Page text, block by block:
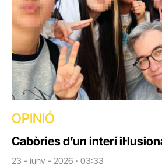
OPINIÓ
Cabòries d’un interí
23 - juny - 2026 · 03:33